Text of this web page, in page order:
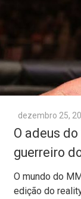
dezembro 25,
O adeus
guerreiro
O mundo do
edição do